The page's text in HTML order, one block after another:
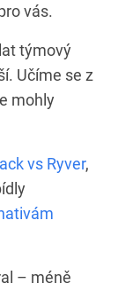
vás.
týmový
Učíme se z
mohly
vs Ryver,
– méně